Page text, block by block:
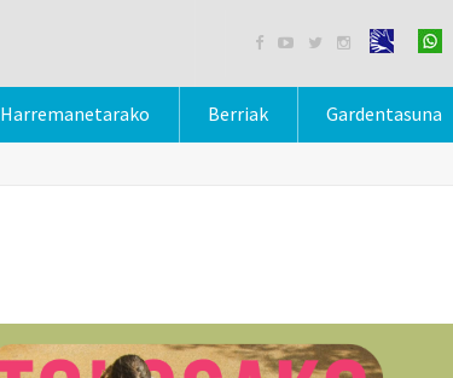
   
Harremanetarako Berriak Gardentasuna